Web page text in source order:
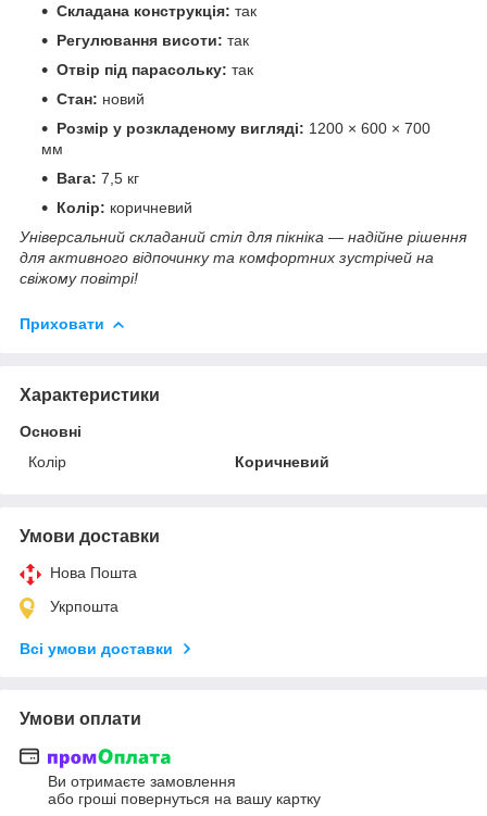
Складана конструкція: так
Регулювання висоти: так
Отвір під парасольку: так
Стан: новий
Розмір у розкладеному вигляді: 1200 × 600 × 700
мм
Вага: 7,5 кг
Колір: коричневий
Універсальний складаний стіл для пікніка — надійне рішення
для активного відпочинку та комфортних зустрічей на
свіжому повітрі!
Приховати
Характеристики
Основні
Колір
Коричневий
Умови доставки
Нова Пошта
Укрпошта
Всі умови доставки
Умови оплати
Ви отримаєте замовлення
або гроші повернуться на вашу картку